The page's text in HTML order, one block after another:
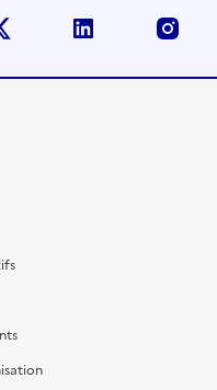
twitter linkedin